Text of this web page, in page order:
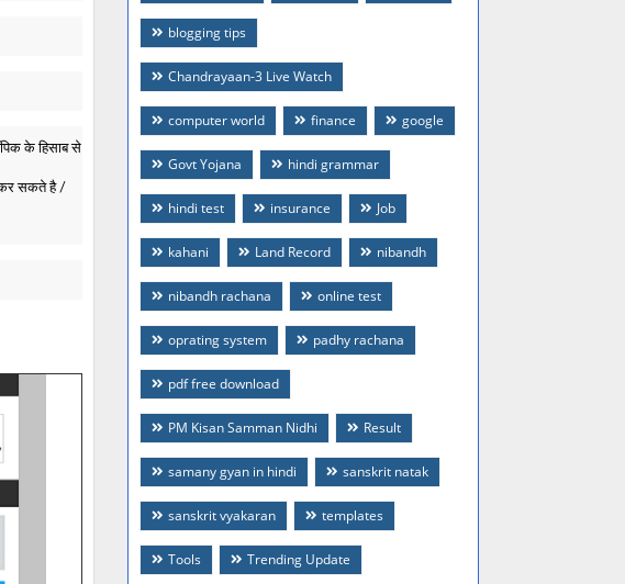
के हिसाब से
कर सकते है /
blogging tips
Chandrayaan-3 Live Watch
computer world finance google
Govt Yojana hindi grammar
hindi test insurance Job
kahani Land Record nibandh
nibandh rachana online test
oprating system padhy rachana
pdf free download
PM Kisan Samman Nidhi Result
samany gyan in hindi sanskrit natak
sanskrit vyakaran templates
Tools Trending Update